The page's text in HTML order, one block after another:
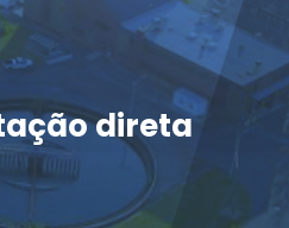
direta